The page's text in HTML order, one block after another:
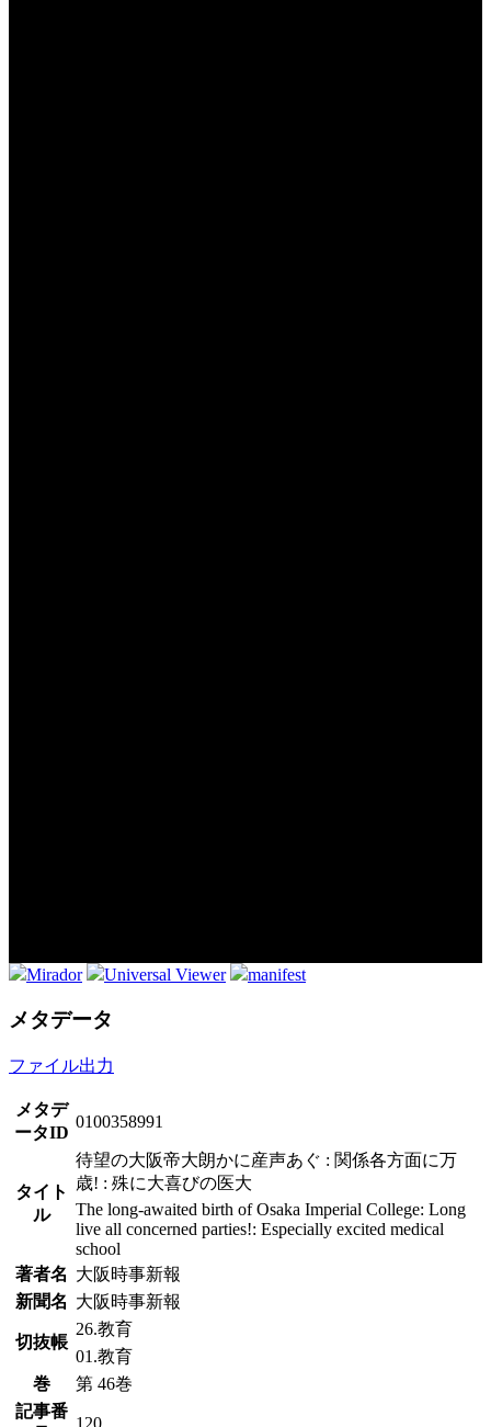
Mirador Universal Viewer manifest
メタデータ
ファイル出力
メタデ
ータID
0100358991
タイト
ル
待望の大阪帝大朗かに産声あぐ : 関係各方面に万
歳! : 殊に大喜びの医大
The long-awaited birth of Osaka Imperial College: Long
live all concerned parties!: Especially excited medical
school
著者名 大阪時事新報
新聞名 大阪時事新報
切抜帳
26.教育
01.教育
巻
第 46巻
記事番
120